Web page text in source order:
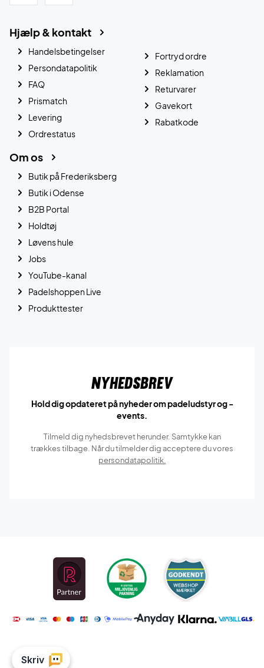
Hjælp & kontakt
Handelsbetingelser
Persondatapolitik
FAQ
Prismatch
Levering
Ordrestatus
Fortryd ordre
Reklamation
Returvarer
Gavekort
Rabatkode
Om os
Butik på Frederiksberg
Butik i Odense
B2B Portal
Holdtøj
Løvens hule
Jobs
YouTube-kanal
Padelshoppen Live
Produkttester
Nyhedsbrev
Hold dig opdateret på nyheder om padeludstyr og -
events.
Tilmeld dig nyhedsbrevet herunder. Samtykke kan
trækkes tilbage. Når du tilmelder dig acceptere du vores
persondatapolitik.